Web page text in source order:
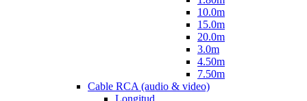
10.0m
15.0m
20.0m
3.0m
4.50m
7.50m
Cable RCA (audio & video)
Longitud